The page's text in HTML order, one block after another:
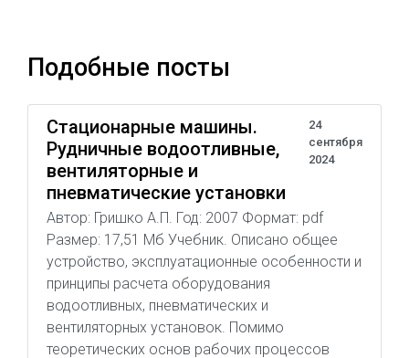
Подобные посты
Стационарные машины.
Рудничные водоотливные,
вентиляторные и
пневматические установки
24
сентября
2024
Автор: Гришко А.П. Год: 2007 Формат: pdf
Размер: 17,51 Мб Учебник. Описано общее
устройство, эксплуатационные особенности и
принципы расчета оборудования
водоотливных, пневматических и
вентиляторных установок. Помимо
теоретических основ рабочих процессов